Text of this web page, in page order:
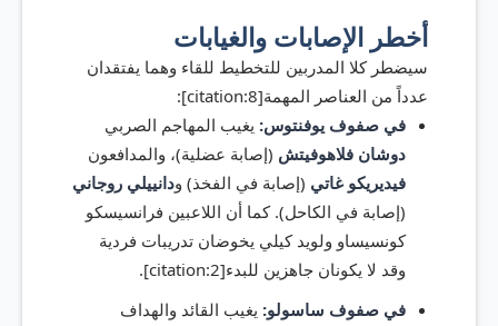
أخطر الإصابات والغيابات
سيضطر كلا المدربين للتخطيط للقاء وهما يفتقدان
عدداً من العناصر المهمة[citation:8]:
في صفوف يوفنتوس: يغيب المهاجم الصربي
دوشان فلاهوفيتش (إصابة عضلية)، والمدافعون
فيديريكو غاتي (إصابة في الفخذ) ودانييلي روجاني
(إصابة في الكاحل). كما أن اللاعبين فرانسيسكو
كونسيساو ولويد كيلي يخوضان تدريبات فردية
وقد لا يكونان جاهزين للبدء[citation:2].
في صفوف ساسولو: يغيب القائد والهداف